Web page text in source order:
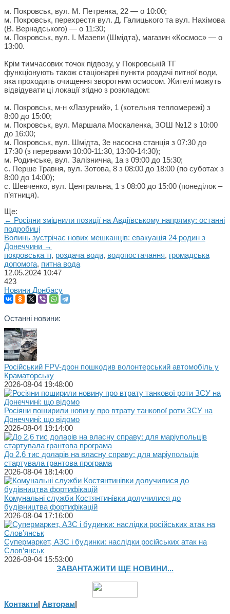
м. Покровськ, вул. М. Петренка, 22 — о 10:00;
м. Покровськ, перехрестя вул. Д. Галицького та вул. Нахімова
(В. Вернадського) — о 11:30;
м. Покровськ, вул. І. Мазепи (Шмідта), магазин «Космос» — о
13:00.
Крім тимчасових точок підвозу, у Покровській ТГ
функціонують також стаціонарні пункти роздачі питної води,
яка проходить очищення зворотним осмосом. Жителі можуть
відвідувати ці локації згідно з розкладом:
м. Покровськ, м-н «Лазурний», 1 (котельня тепломережі) з
8:00 до 15:00;
м. Покровськ, вул. Маршала Москаленка, ЗОШ №12 з 10:00
до 16:00;
м. Покровськ, вул. Шмідта, 3е насосна станція з 07:30 до
17:30 (з перервами 10:00-11:30, 13:00-14:30);
м. Родинське, вул. Залізнична, 1а з 09:00 до 15:30;
с. Перше Травня, вул. Зотова, 8 з 08:00 до 18:00 (по суботах з
8:00 до 14:00);
с. Шевченко, вул. Центральна, 1 з 08:00 до 15:00 (понеділок –
п’ятниця).
Ще:
← Росіяни зміцнили позиції на Авдіївському напрямку: останні
подробиці
Волинь зустрічає нових мешканців: евакуація 24 родин з
Донеччини →
покровська тг, роздача води, водопостачання, громадська
допомога, питна вода
12.05.2024 10:47
423
Новини Донбасу
Останні новини:
Російський FPV-дрон пошкодив волонтерський автомобіль у
Краматорську
2026-08-04 19:48:00
Росіяни поширили новину про втрату танкової роти ЗСУ на
Донеччині: що відомо
2026-08-04 19:14:00
До 2,6 тис доларів на власну справу: для маріупольців
стартувала грантова програма
2026-08-04 18:14:00
Комунальні служби Костянтинівки долучилися до
будівництва фортифікацій
2026-08-04 17:16:00
Супермаркет, АЗС і будинки: наслідки російських атак на
Слов’янськ
2026-08-04 15:53:00
ЗАВАНТАЖИТИ ЩЕ НОВИНИ...
Контакти| Авторам|